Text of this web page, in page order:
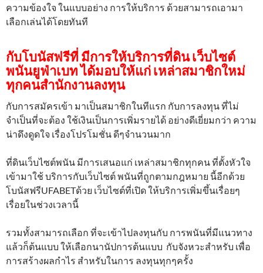
ความข้องใจ ในแบบอย่าง การให้บริการ ด้วยสามารถเอามา
เลือกเล่นได้โดยทันที
กับโบนัสฟรีที่ มีการให้บริการที่ดิน เว็บไซต์
พนันยูฟ่าเบท ได้มอบให้แก่ เหล่าสมาชิกใหม่
ทุกคนสำนักงานลงทุน
กับการสมัครเข้า มาเป็นสมาชิกในทีแรก กับการลงทุน ที่ไม่
จำเป็นที่จะต้อง ใช้เงินเป็นการเพิ่มรายได้ อย่างดีเยี่ยมกว่า ความ
น่าดึงดูดใจ เรื่องโปรโมชั่น ดีๆจำนวนมาก
ที่ดินเว็บไซต์พนัน มีการเสนอแก่ เหล่าสมาชิกทุกคน ที่ตั้งหัวใจ
เข้ามาใช้ บริการกับเว็บไซต์ พนันที่ถูกตามกฎหมาย นี้อีกด้วย
โบนัสฟรีUFABETด้วย เว็บไซต์ที่เปิด ให้บริการเพิ่มขึ้นเรื่อยๆ
เรื่อยในช่วงเวลานี้
รวมทั้งสามารถเลือก ที่จะเข้าไปลงทุนกับ การพนันที่มีแนวทาง
แล้วก็ต้นแบบ ให้เลือกนานัปการต้นแบบ กับจังหวะสำหรับ เพื่อ
การสร้างผลกำไร สำหรับในการ ลงทุนทุกๆครั้ง